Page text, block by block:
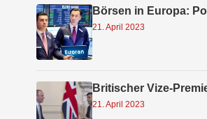
Börsen in Europa:
21. April 2023
Britischer Vize-
21. April 2023